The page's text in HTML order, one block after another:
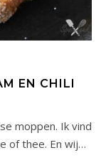
EN CHILI
of thee. En wij…